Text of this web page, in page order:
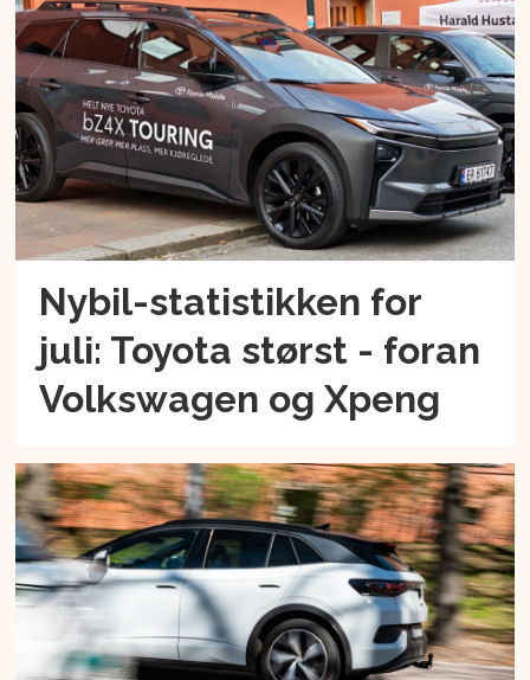
Nybil-statistikken for
juli: Toyota størst - foran
Volkswagen og Xpeng